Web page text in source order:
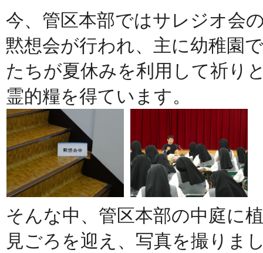
今、管区本部ではサレジオ会
黙想会が行われ、主に幼稚園
たちが夏休みを利用して祈り
霊的糧を得ています。
そんな中、管区本部の中庭に
見ごろを迎え、写真を撮りま